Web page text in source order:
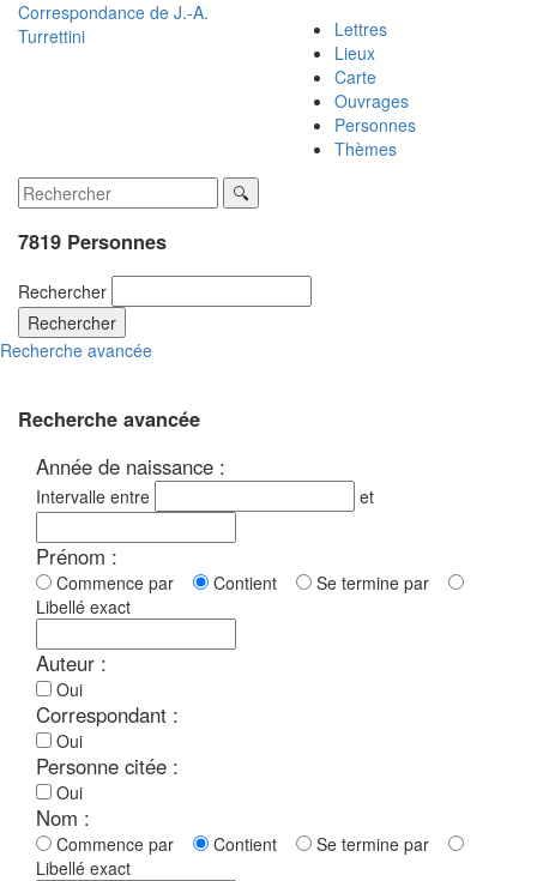
Correspondance de J.-A.
Turrettini
Lettres
Lieux
Carte
Ouvrages
Personnes
Thèmes
7819 Personnes
Rechercher
Rechercher
Recherche avancée
Recherche avancée
Année de naissance :
Intervalle entre et
Prénom :
Commence par Contient
Se termine par
Libellé exact
Auteur :
Oui
Correspondant :
Oui
Personne citée :
Oui
Nom :
Commence par Contient
Se termine par
Libellé exact